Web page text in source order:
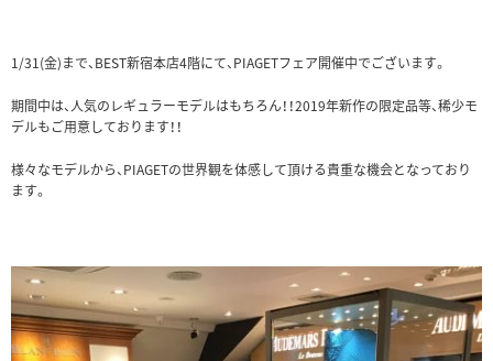
1/31(金)まで、BEST新宿本店4階にて、PIAGETフェア開催中でございます。
期間中は、人気のレギュラーモデルはもちろん！！2019年新作の限定品等、稀少モ
デルもご用意しております！！
様々なモデルから、PIAGETの世界観を体感して頂ける貴重な機会となっており
ます。